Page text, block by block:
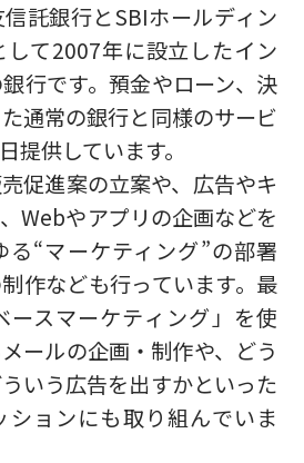
託銀行とSBIホールディン
て2007年に設立したイン
行です。預金やローン、決
通常の銀行と同様のサービ
提供しています。
促進案の立案や、広告やキ
Webやアプリの企画などを
“マーケティング”の部署
作なども行っています。最
ースマーケティング」を使
ールの企画・制作や、どう
いう広告を出すかといった
ションにも取り組んでいま